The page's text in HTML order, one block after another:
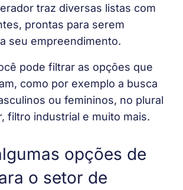
traz diversas listas com
prontas para serem
seu empreendimento.
pode filtrar as opções que
como por exemplo a busca
ou femininos, no plural
filtro industrial e muito mais.
opções de
o setor de